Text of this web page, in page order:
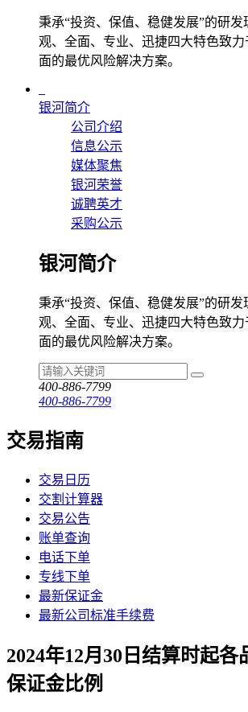
秉承“投资、保值、稳健发展”的研
观、全面、专业、迅捷四大特色致
面的最优风险解决方案。
银河简介
公司介绍
信息公示
媒体聚焦
银河荣誉
诚聘英才
采购公示
银河简介
秉承“投资、保值、稳健发展”的研
观、全面、专业、迅捷四大特色致
面的最优风险解决方案。
400-886-7799
400-886-7799
交易指南
交易日历
交割计算器
交易公告
账单查询
电话下单
专线下单
最新保证金
最新公司标准手续费
2024年12月30日结算时起各
保证金比例